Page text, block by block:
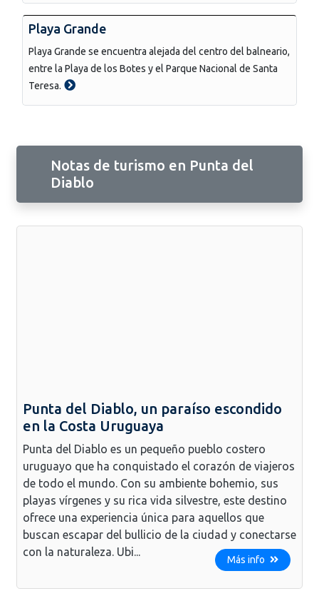
Playa Grande
Playa Grande se encuentra alejada del centro del balneario,
entre la Playa de los Botes y el Parque Nacional de Santa
Teresa.
Notas de turismo en Punta del
Diablo
Punta del Diablo, un paraíso escondido
en la Costa Uruguaya
Punta del Diablo es un pequeño pueblo costero
uruguayo que ha conquistado el corazón de viajeros
de todo el mundo. Con su ambiente bohemio, sus
playas vírgenes y su rica vida silvestre, este destino
ofrece una experiencia única para aquellos que
buscan escapar del bullicio de la ciudad y conectarse
con la naturaleza. Ubi...
Más info